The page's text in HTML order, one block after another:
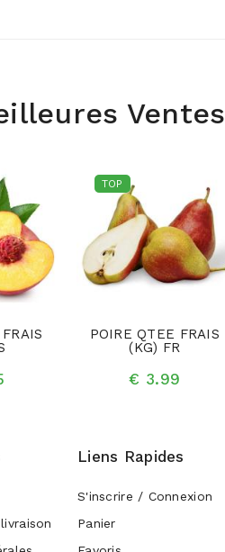
Ventes
TOP
POIRE QTEE FRAIS
(KG) FR
€ 3.99
Liens Rapides
S'inscrire / Connexion
Panier